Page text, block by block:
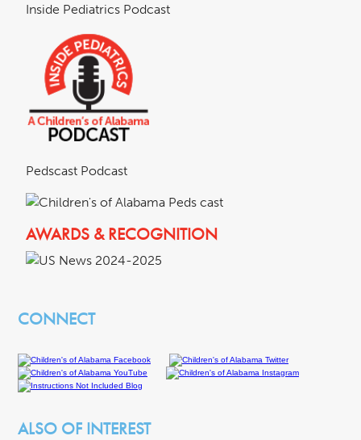
Inside Pediatrics Podcast
Pedscast Podcast
AWARDS & RECOGNITION
CONNECT
ALSO OF INTEREST